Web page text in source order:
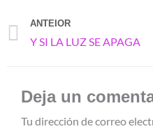
Prev
ANTEIOR
Y SI LA LUZ SE APAGA
Deja un
Tu dirección de correo